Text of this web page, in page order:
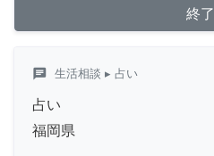
終了
chat 生活相談 ▸ 占い
占い
福岡県